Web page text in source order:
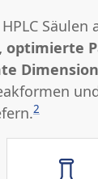
Säulen
optimierte
2